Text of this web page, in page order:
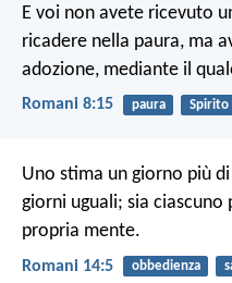
E voi non avete ricevuto
ricadere nella paura, ma
adozione, mediante il
Romani 8:15 paura Spirito
Uno stima un giorno più
giorni uguali; sia
propria mente.
Romani 14:5 obbedienza